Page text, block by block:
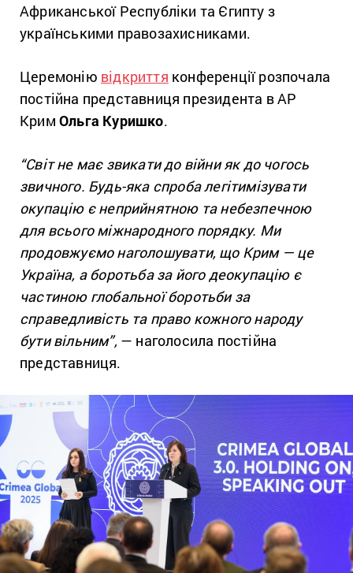
Африканської Республіки та Єгипту з
українськими правозахисниками.
Церемонію відкриття конференції розпочала
постійна представниця президента в АР
Крим Ольга Куришко.
“Світ не має звикати до війни як до чогось
звичного. Будь-яка спроба легітимізувати
окупацію є неприйнятною та небезпечною
для всього міжнародного порядку. Ми
продовжуємо наголошувати, що Крим — це
Україна, а боротьба за його деокупацію є
частиною глобальної боротьби за
справедливість та право кожного народу
бути вільним”,— наголосила постійна
представниця.